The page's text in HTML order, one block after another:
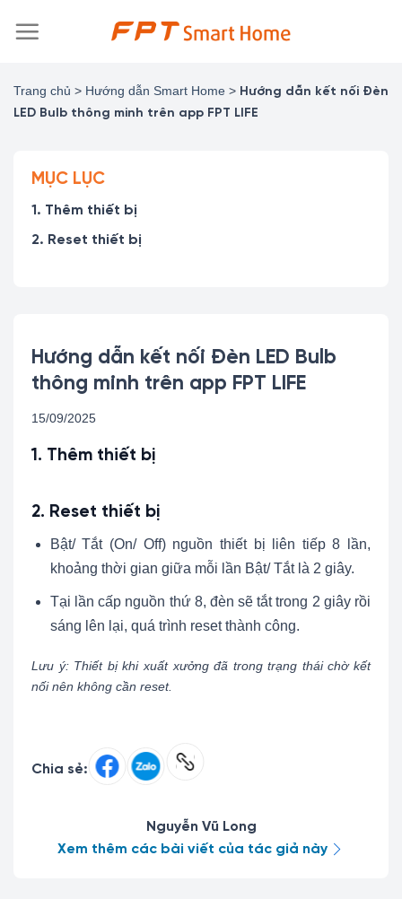
đến
Trang chủ > Hướng dẫn Smart Home > Hướng dẫn kết nối Đèn
LED Bulb thông minh trên app FPT LIFE
Hướng dẫn kết nối Đèn LED Bulb
thông minh trên app FPT LIFE
15/09/2025
1. Thêm thiết bị
2. Reset thiết bị
Bật/ Tắt (On/ Off) nguồn thiết bị liên tiếp 8 lần,
khoảng thời gian giữa mỗi lần Bật/ Tắt là 2 giây.
Tại lần cấp nguồn thứ 8, đèn sẽ tắt trong 2 giây rồi
sáng lên lại, quá trình reset thành công.
Lưu ý: Thiết bị khi xuất xưởng đã trong trạng thái chờ kết
nối nên không cần reset.
Chia sẻ:
Nguyễn Vũ Long
Xem thêm các bài viết của tác giả này
MỤC LỤC
1. Thêm thiết bị
2. Reset thiết bị